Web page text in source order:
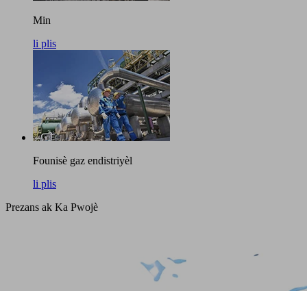
Min
li plis
Founisè gaz endistriyèl
li plis
Prezans ak Ka Pwojè